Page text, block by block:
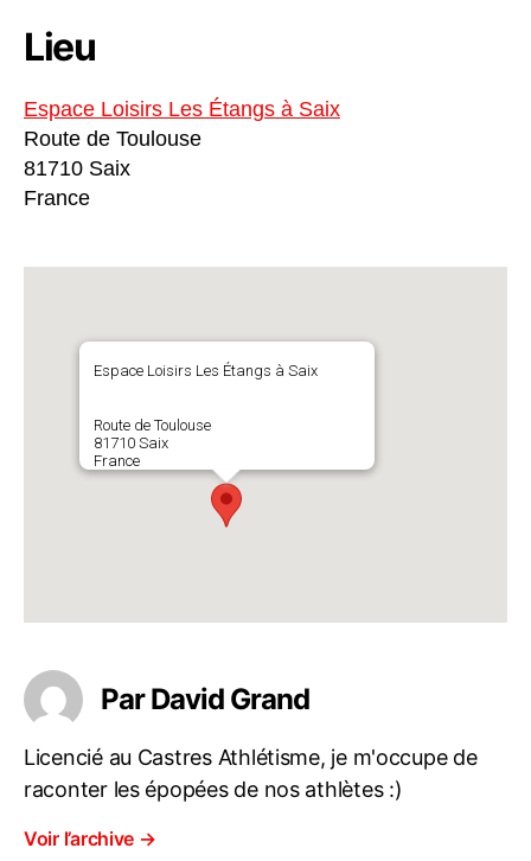
Lieu
Espace Loisirs Les Étangs à Saix
Route de Toulouse
81710 Saix
France
Espace Loisirs Les Étangs à Saix
Route de Toulouse
81710 Saix
France
Par David Grand
Licencié au Castres Athlétisme, je m'occupe de
raconter les épopées de nos athlètes :)
Voir l’archive →